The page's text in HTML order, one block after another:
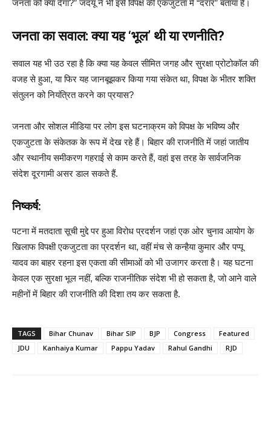
जनता को क्या देगा?” जदयू ने भी इसे विपक्ष की एकजुटता में “दरार” बताया है।
जनता का सवाल: क्या यह ‘भूल’ थी या रणनीति?
सवाल यह भी उठ रहा है कि क्या यह केवल सीमित जगह और सुरक्षा प्रोटोकॉल की
वजह से हुआ, या फिर यह जानबूझकर किया गया संकेत था, विपक्ष के भीतर शक्ति
संतुलन को नियंत्रित करने का प्रयास?
जनता और सोशल मीडिया पर लोग इस घटनाक्रम को विपक्ष के भविष्य और
एकजुटता के संकेतक के रूप में देख रहे हैं। बिहार की राजनीति में जहां जातीय
और स्थानीय समीकरण गहराई से काम करते हैं, वहां इस तरह के सार्वजनिक
संदेश दूरगामी असर डाल सकते हैं.
निष्कर्ष:
पटना में मतदाता सूची मुद्दे पर हुआ विरोध प्रदर्शन जहां एक ओर चुनाव आयोग के
खिलाफ विपक्षी एकजुटता का प्रदर्शन था, वहीं मंच से कन्हैया कुमार और पप्पू
यादव का बाहर रहना इस एकता की सीमाओं को भी उजागर करता है। यह घटना
केवल एक सुरक्षा भूल नहीं, बल्कि राजनीतिक संदेश भी हो सकता है, जो आने वाले
महीनों में बिहार की राजनीति की दिशा तय कर सकता है.
TAGS Bihar Chunav Bihar SIP BJP Congress
Featured
JDU
Kanhaiya Kumar Pappu Yadav Rahul Gandhi RJD